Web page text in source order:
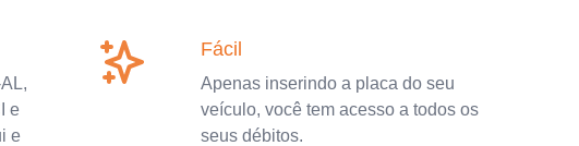
e
e
Fácil
Apenas inserindo a placa do seu
veículo, você tem acesso a todos os
seus débitos.